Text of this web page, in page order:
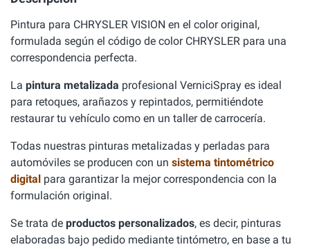
Pintura para CHRYSLER VISION en el color original,
formulada según el código de color CHRYSLER para una
correspondencia perfecta.
La pintura metalizada profesional VerniciSpray es ideal
para retoques, arañazos y repintados, permitiéndote
restaurar tu vehículo como en un taller de carrocería.
Todas nuestras pinturas metalizadas y perladas para
automóviles se producen con un sistema tintométrico
digital para garantizar la mejor correspondencia con la
formulación original.
Se trata de productos personalizados, es decir, pinturas
elaboradas bajo pedido mediante tintómetro, en base a tu